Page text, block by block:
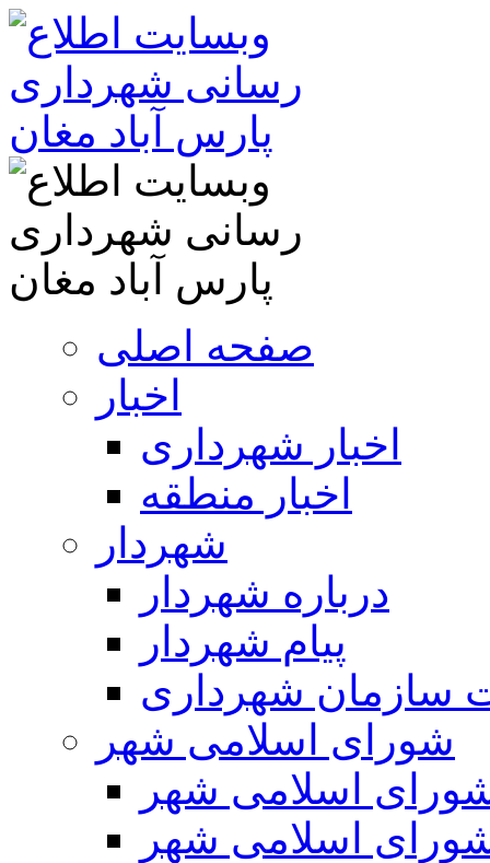
صفحه اصلی
اخبار
اخبار شهرداری
اخبار منطقه
شهردار
درباره شهردار
پیام شهردار
سازمان شهرداری
شورای اسلامی شهر
اسلامی شهر
اسلامی شهر